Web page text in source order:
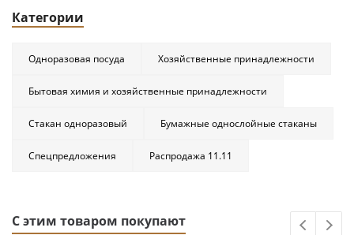
Категории
Одноразовая посуда Хозяйственные принадлежности
Бытовая химия и хозяйственные принадлежности
Стакан одноразовый Бумажные однослойные стаканы
Спецпредложения Распродажа 11.11
С этим товаром покупают